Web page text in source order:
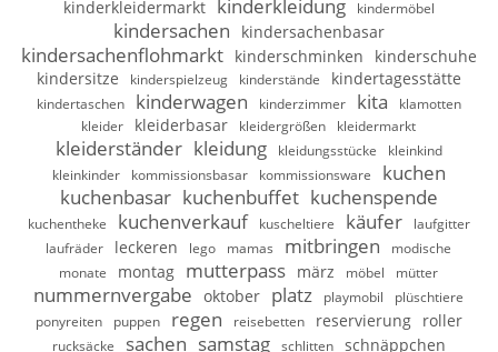
kinderkleidermarkt kinderkleidung kindermöbel
kindersachen kindersachenbasar
kindersachenflohmarkt kinderschminken
kinderschuhe
kindersitze
kinderspielzeug kinderstände kindertagesstätte
kindertaschen kinderwagen kinderzimmer kita
klamotten
kleider
kleiderbasar kleidergrößen kleidermarkt
kleiderständer kleidung kleidungsstücke
kleinkind
kleinkinder
kommissionsbasar kommissionsware
kuchen
kuchenbasar kuchenbuffet kuchenspende
kuchentheke kuchenverkauf kuscheltiere käufer
laufgitter
laufräder
leckeren lego mamas mitbringen
modische
monate
montag mutterpass märz möbel mütter
nummernvergabe oktober platz playmobil
plüschtiere
ponyreiten
puppen regen reisebetten reservierung roller
rucksäcke sachen samstag schlitten schnäppchen